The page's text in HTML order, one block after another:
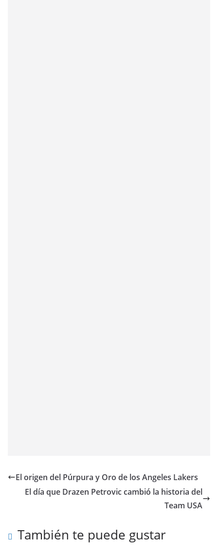
El origen del Púrpura y Oro de los Angeles Lakers
El día que Drazen Petrovic cambió la historia del
Team USA
También te puede gustar